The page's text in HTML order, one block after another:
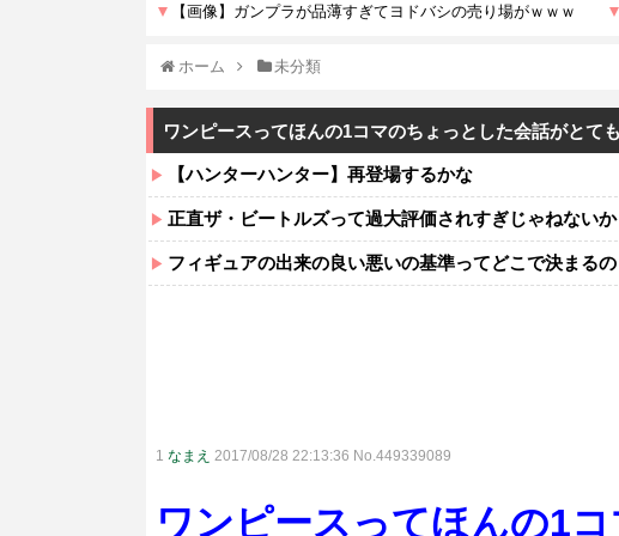
ホーム 未分類
ワンピースってほんの1コマのちょっとした会話がとて
【ハンターハンター】再登場するかな
正直ザ・ビートルズって過大評価されすぎじゃねないか
フィギュアの出来の良い悪いの基準ってどこで決まるの
1 なまえ 2017/08/28 22:13:36 No.449339089
ワンピースってほんの1